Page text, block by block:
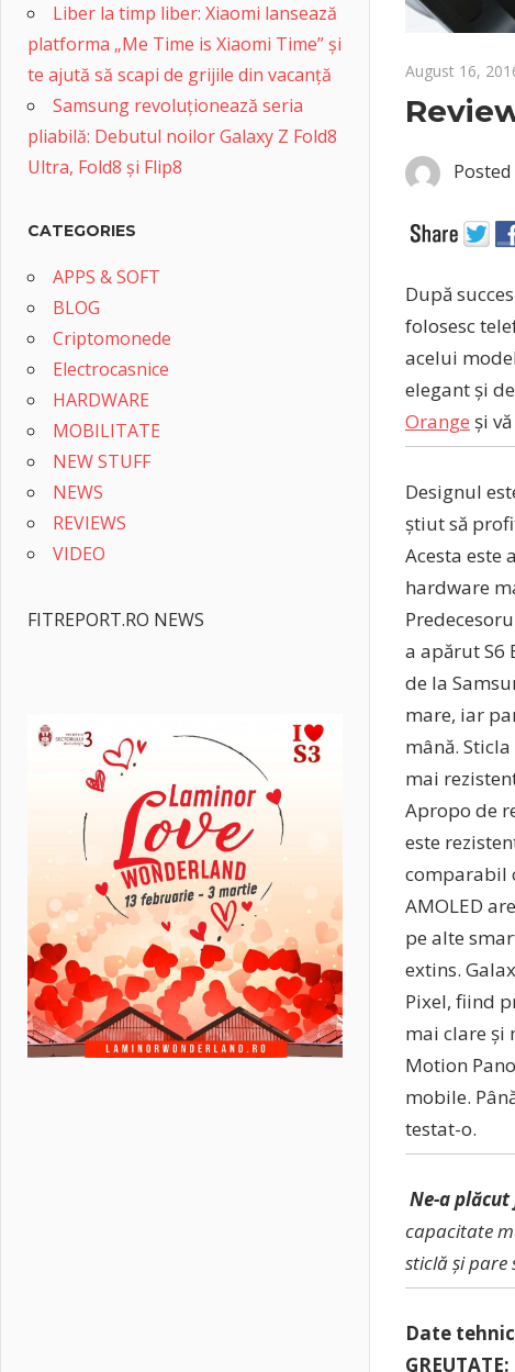
August 16,
După
folosesc
acelui
elegant și
Orange și
Designul
știut să
Acesta este
hardware
a apărut S6
de la
mare, iar
mână.
mai
Apropo de
este
comparabil
AMOLED
pe alte
extins.
Pixel, fiind
mai clare și
Motion
mobile.
testat-o.
Ne-a
capacitate
sticlă și pare
Date
GREUTATE:
Liber la timp liber: Xiaomi lansează
platforma „Me Time is Xiaomi Time” și
te ajută să scapi de grijile din vacanță
Samsung revoluționează seria
pliabilă: Debutul noilor Galaxy Z Fold8
Ultra, Fold8 și Flip8
CATEGORIES
APPS & SOFT
BLOG
Criptomonede
Electrocasnice
HARDWARE
MOBILITATE
NEW STUFF
NEWS
REVIEWS
VIDEO
FITREPORT.RO NEWS